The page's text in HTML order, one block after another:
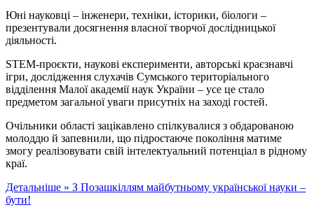
Юні науковці – інженери, техніки, історики, біологи –
презентували досягнення власної творчої дослідницької
діяльності.
STEM-проєкти, наукові експерименти, авторські краєзнавчі
ігри, дослідження слухачів Сумського територіального
відділення Малої академії наук України – усе це стало
предметом загальної уваги присутніх на заході гостей.
Очільники області зацікавлено спілкувалися з обдарованою
молоддю й запевнили, що підростаюче покоління матиме
змогу реалізовувати свій інтелектуальний потенціал в рідному
краї.
Детальніше » З Позашкіллям майбутньому української науки –
бути!